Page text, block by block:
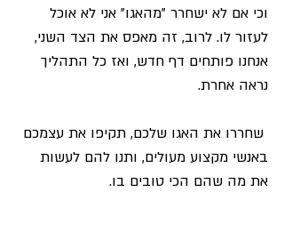
וכי אם לא ישחרר "מהאגו" אני לא אוכל
לעזור לו. לרוב, זה מאפס את הצד השני,
אנחנו פותחים דף חדש, ואז כל התהליך
נראה אחרת.
שחררו את האגו שלכם, תקיפו את עצמכם
באנשי מקצוע מעולים, ותנו להם לעשות
את מה שהם הכי טובים בו.